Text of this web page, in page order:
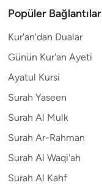
Popüler Bağlantılar
Kur'an'dan Dualar
Günün Kur'an Ayeti
Ayatul Kursi
Surah Yaseen
Surah Al Mulk
Surah Ar-Rahman
Surah Al Waqi'ah
Surah Al Kahf